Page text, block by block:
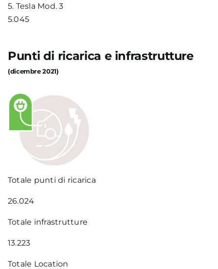
5. Tesla Mod. 3
5.045
Punti di ricarica e infrastrutture
(dicembre 2021)
Totale punti di ricarica
26.024
Totale infrastrutture
13.223
Totale Location